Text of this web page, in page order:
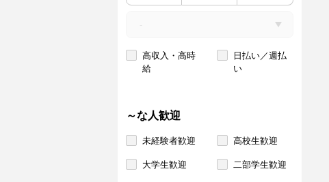
高収入・高時
給
日払い／週払
い
～な人歓迎
未経験者歓迎 高校生歓迎
大学生歓迎 二部学生歓迎